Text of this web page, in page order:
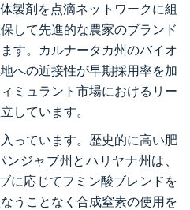
製剤を点滴ネットワークに組
して先進的な農家のブランド
す。カルナータカ州のバイオ
への近接性が早期採用率を加
ミュラント市場におけるリー
しています。
っています。歴史的に高い肥
ジャブ州とハリヤナ州は、
に応じてフミン酸ブレンドを
うことなく合成窒素の使用を